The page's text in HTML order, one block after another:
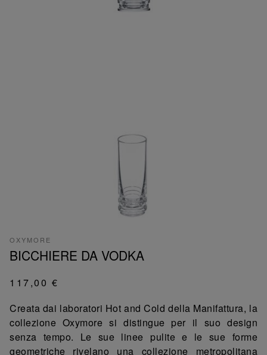
OXYMORE
BICCHIERE DA VODKA
117,00 €
Creata dai laboratori Hot and Cold della Manifattura, la
collezione Oxymore si distingue per il suo design
senza tempo. Le sue linee pulite e le sue forme
geometriche rivelano una collezione metropolitana